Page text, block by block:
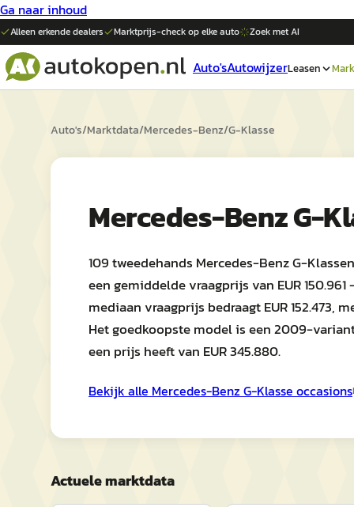
Ga naar inhoud
Alleen erkende dealers Marktprijs-check op elkeauto Zoek met AI
Auto'sAutowijzerLeasen
Auto's/Marktdata/Mercedes-Benz/G-Klasse
Mercedes-Benz G-
109 tweedehands Mercedes-Benz G-
een gemiddelde vraagprijs van EUR
mediaan vraagprijs bedraagt EUR 152.473,
Het goedkoopste model is een 2009-
een prijs heeft van EUR 345.880.
Bekijk alle Mercedes-BenzG-Klasse occasions
Actuele marktdata